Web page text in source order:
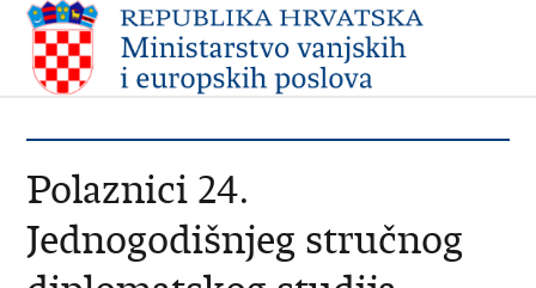
Polaznici 24.
Jednogodišnjeg stručnog